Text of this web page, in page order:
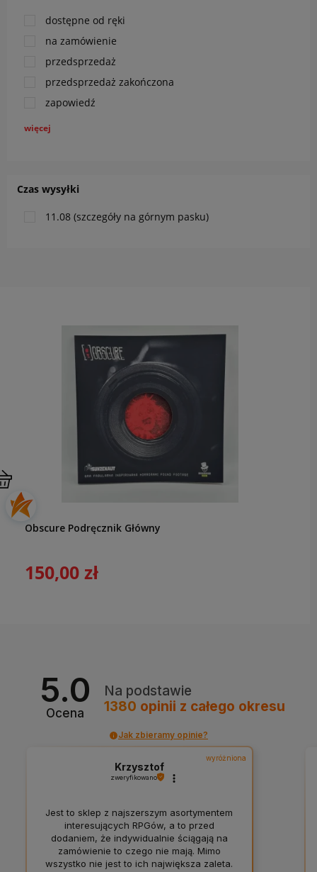
dostępne od ręki
na zamówienie
przedsprzedaż
przedsprzedaż zakończona
zapowiedź
więcej
Czas wysyłki
11.08 (szczegóły na górnym pasku)
Obscure Podręcznik Główny
150,00 zł
5.0
Ocena
Na podstawie
1380 opinii z całego okresu
Jak zbieramy opinie?
wyróżniona
Krzysztof
zweryfikowano
Jest to sklep z najszerszym asortymentem
interesujących RPGów, a to przed
dodaniem, że indywidualnie ściągają na
zamówienie to czego nie mają. Mimo
wszystko nie jest to ich największa zaleta.